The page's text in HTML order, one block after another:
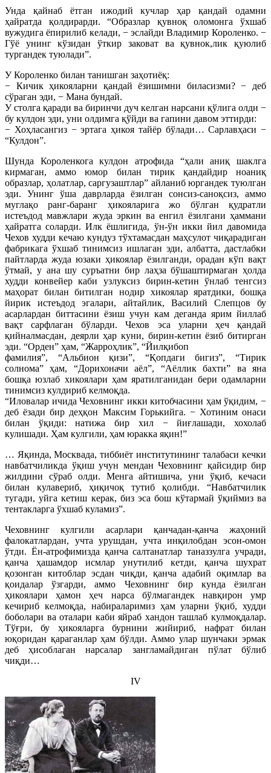
Унда қайнаб ётган ижодий кучлар ҳар қандай одамни
ҳайратда қолдирарди. “Образлар қувноқ оломонга ўхшаб
вужудига ёпирилиб келади, − эслайди Владимир Короленко. −
Гўё унинг кўзидан ўткир заковат ва қувнок,лик қуюлиб
тургандек туюлади”.
У Короленко билан танишган заҳотиёқ:
− Кичик ҳикояларни қандай ёзишимни биласизми? − деб
сўраган эди, − Мана бундай.
У столга қаради ва биринчи дуч келган нарсани қўлига олди −
бу кулдон эди, уни олдимга қўйди ва гапини давом эттирди:
− Хоҳласангиз − эртага ҳикоя тайёр бўлади… Сарлавҳаси −
“Кулдон”.
Шунда Короленкога кулдон атрофида “ҳали аниқ шаклга
кирмаган, аммо юмор билан тирик қандайдир ноаниқ
образлар, ҳолатлар, саргузаштлар” айланиб юргандек туюлган
эди. Унинг ўша даврларда ёзилган сонсиз-саноқсиз, аммо
муглақо ранг-баранг ҳикояларига жо бўлган қудратли
истеъдод мавжлари жуда эркин ва енгил ёзилгани ҳаммани
ҳайратга соларди. Илк ёшлигида, ўн-ўн икки йил давомида
Чехов худди кечаю кундуз тўхтамасдан маҳсулот чиқарадиган
фабрикага ўхшаб тинимсиз ишлаган эди, албатта, дастлабки
пайтларда жуда юзаки ҳикоялар ёзилганди, орадан кўп вақт
ўтмай, у ана шу суръатни бир лаҳза бўшаштирмаган ҳолда
худди конвейер каби узлуксиз бирин-кетин ўнлаб тенгсиз
маҳорат билан битилган нодир хикоялар яратдики, бошқа
йирик истеъдод эгалари, айтайлик, Василий Слепцов бу
асарлардан биттасини ёзиш учун кам деганда ярим йиллаб
вақт сарфлаган бўларди. Чехов эса уларни ҳеч қандай
қийналмасдан, деярли ҳар куни, бирин-кетин ёзиб битирган
эди. “Орден” ҳам, “Жарроҳлик”, “Йилқибоп
фамилия”, “Альбион қизи”, “Қопдаги бигиз”, “Тирик
солнома” ҳам, “Дорихоначи аёл”, “Аёллик бахти” ва яна
бошқа юзлаб хикоялари ҳам яратилганидан бери одамларни
тинимсиз кулдириб келмоқда.
“Иловалар ичида Чеховнинг икки китобчасини ҳам ўқидим, −
деб ёзади бир деҳқон Максим Горькийга. − Хотиним онаси
билан ўқиди: натижа бир хил − йиғлашади, хохолаб
кулишади. Ҳам кулгили, ҳам юракка яқин!”
… Яқинда, Москвада, тиббиёт институтининг талабаси кечки
навбатчиликда ўқиш учун мендан Чеховнинг қайсидир бир
жилдини сўраб олди. Менга айтишича, уни ўқиб, кечаси
билан кулавериб, ҳиқичоқ тутиб қолибди. “Навбатчилик
тугади, уйга кетиш керак, биз эса бош кўтармай ўқиймиз ва
тентакларга ўхшаб куламиз”.
Чеховнинг кулгили асарлари қанчадан-қанча жаҳоний
фалокатлардан, учта урушдан, учта инқилобдан эсон-омон
ўтди. Ён-атрофимизда қанча салтанатлар таназзулга учради,
қанча ҳашамдор исмлар унутилиб кетди, қанча шухрат
қозонган китоблар эсдан чиқди, қанча адабий оқимлар ва
қоидалар ўзгарди, аммо Чеховнинг бир кунда ёзилган
ҳикоялари ҳамон ҳеч нарса бўлмагандек навқирон умр
кечириб келмоқда, набираларимиз ҳам уларни ўқиб, худди
боболари ва оталари каби яйраб хандон ташлаб кулмоқдалар.
Тўғри, бу ҳикояларга бурнини жийириб, нафрат билан
юқоридан қараганлар ҳам бўлди. Аммо улар шунчаки эрмак
деб ҳисоблаган нарсалар зангламайдиган пўлат бўлиб
чиқди…
IV